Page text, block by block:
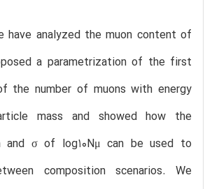
have analyzed the muon content of
a parametrization of the first
the number of muons with energy
mass and showed how the
and σ of log10Nμ can be used to
composition scenarios. We